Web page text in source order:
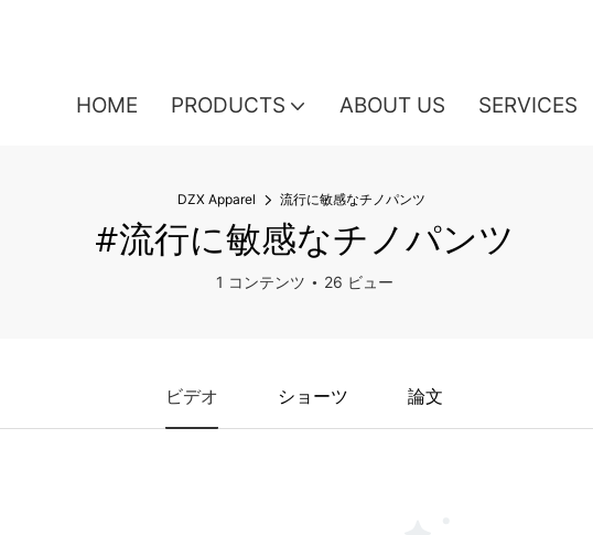
HOME PRODUCTS ABOUT US SERVICES
DZX Apparel 流行に敏感なチノパンツ
#流行に敏感なチノパンツ
1 コンテンツ 26 ビュー
ビデオ ショーツ 論文